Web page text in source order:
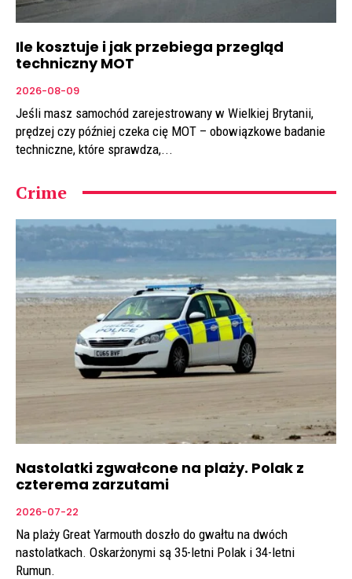
Ile kosztuje i jak przebiega przegląd
techniczny MOT
2026-08-09
Jeśli masz samochód zarejestrowany w Wielkiej Brytanii,
prędzej czy później czeka cię MOT – obowiązkowe badanie
techniczne, które sprawdza,...
Crime
Nastolatki zgwałcone na plaży. Polak z
czterema zarzutami
2026-07-22
Na plaży Great Yarmouth doszło do gwałtu na dwóch
nastolatkach. Oskarżonymi są 35-letni Polak i 34-letni
Rumun.